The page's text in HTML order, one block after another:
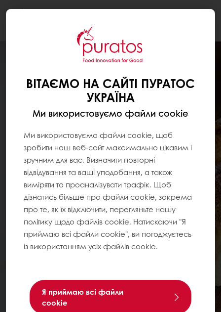
ВІТАЄМО НА САЙТІ ПУРАТОС
УКРАЇНА
Ми використовуємо файли cookie
Ми використовуємо файли cookie, щоб
зробити наш веб-сайт максимально цікавим і
зручним для вас. Визначити повторні
відвідування та ваші уподобання, а також
виміряти та проаналізувати трафік. Щоб
дізнатись більше про файли cookie, зокрема
про те, як їх відключити, перегляньте нашу
політику щодо файлів cookie. Натискаючи "Я
приймаю всі файли cookie", ви погоджуєтесь
із використанням усіх файлів cookie.
Я приймаю всі файли
cookie